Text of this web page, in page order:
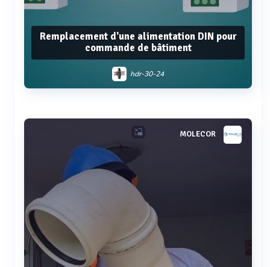
Remplacement d'une alimentation DIN pour
commande de bâtiment
hdr-30-24
Voir plus MOLECOR